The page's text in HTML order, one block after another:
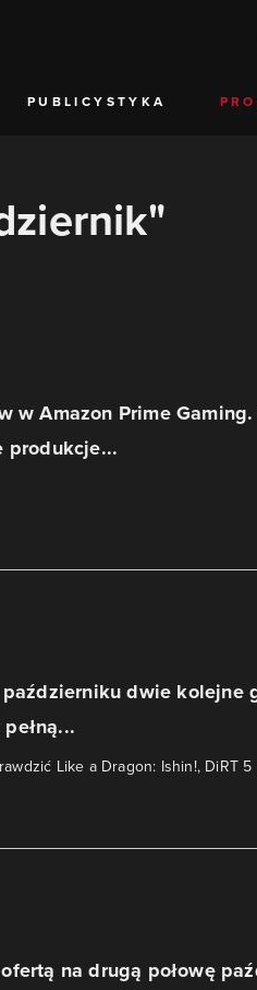
PUBLICYSTYKA
w Amazon Prime
produkcje...
dwie kolejne
Like a Dragon: Ishin!, DiRT
na drugą połowę